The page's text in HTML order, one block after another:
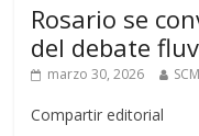
Rosario se
del debate
marzo 30, 2026
Compartir editorial